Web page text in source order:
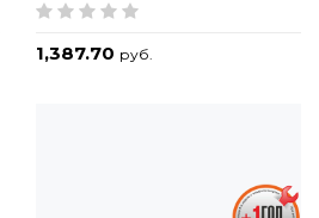
1,387.70 руб.